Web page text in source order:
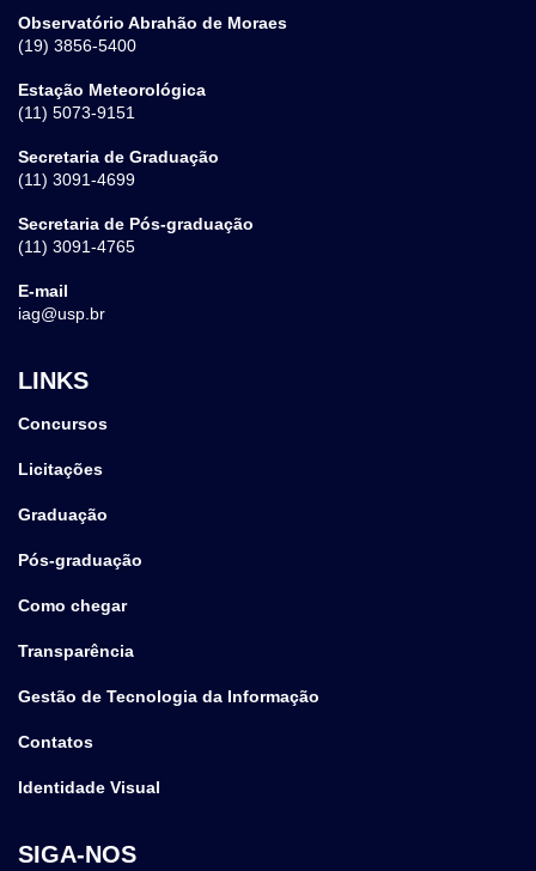
Observatório Abrahão de Moraes
(19) 3856-5400
Estação Meteorológica
(11) 5073-9151
Secretaria de Graduação
(11) 3091-4699
Secretaria de Pós-graduação
(11) 3091-4765
E-mail
iag@usp.br
LINKS
Concursos
Licitações
Graduação
Pós-graduação
Como chegar
Transparência
Gestão de Tecnologia da Informação
Contatos
Identidade Visual
SIGA-NOS